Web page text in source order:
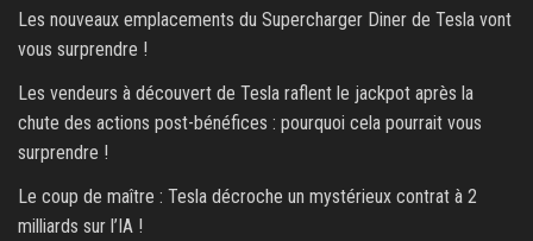
Les nouveaux emplacements du Supercharger Diner de Tesla vont
vous surprendre !
Les vendeurs à découvert de Tesla raflent le jackpot après la
chute des actions post-bénéfices : pourquoi cela pourrait vous
surprendre !
Le coup de maître : Tesla décroche un mystérieux contrat à 2
milliards sur l’IA !